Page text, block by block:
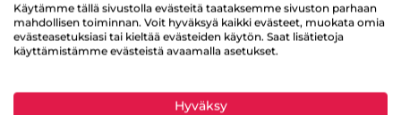
Käytämme tällä sivustolla evästeitä taataksemme sivuston parhaan
mahdollisen toiminnan. Voit hyväksyä kaikki evästeet, muokata omia
evästeasetuksiasi tai kieltää evästeiden käytön. Saat lisätietoja
käyttämistämme evästeistä avaamalla asetukset.
Hyväksy